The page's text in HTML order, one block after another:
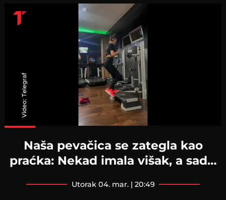
Naša pevačica se zategla kao
praćka: Nekad imala višak, a sad…
utorak 04. mar. | 20:49